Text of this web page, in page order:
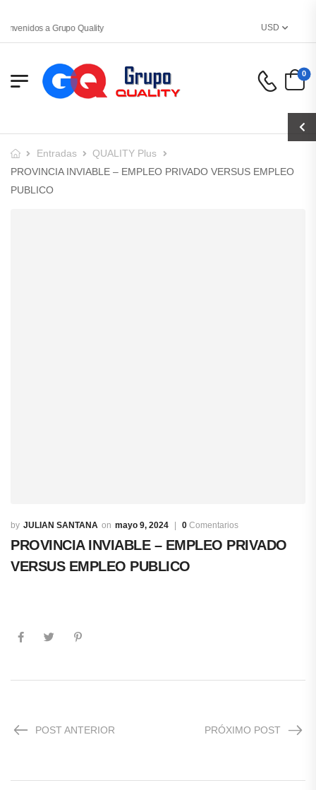
a Grupo Quality USD
0
Entradas
QUALITY Plus
PROVINCIA INVIABLE – EMPLEO PRIVADO VERSUS EMPLEO
PUBLICO
JULIAN SANTANA mayo 9, 2024 0 Comentarios
PROVINCIA INVIABLE – EMPLEO PRIVADO
VERSUS EMPLEO PUBLICO
POST ANTERIOR PRÓXIMO POST